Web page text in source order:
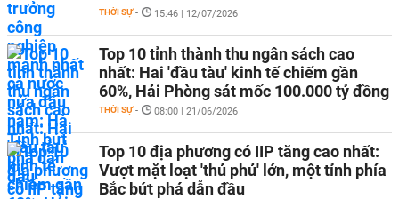
THỜI SỰ - 15:46 | 12/07/2026
Top 10 tỉnh thành thu ngân sách cao
nhất: Hai 'đầu tàu' kinh tế chiếm gần
60%, Hải Phòng sát mốc 100.000 tỷ đồng
THỜI SỰ - 08:00 | 21/06/2026
Top 10 địa phương có IIP tăng cao nhất:
Vượt mặt loạt 'thủ phủ' lớn, một tỉnh phía
Bắc bứt phá dẫn đầu